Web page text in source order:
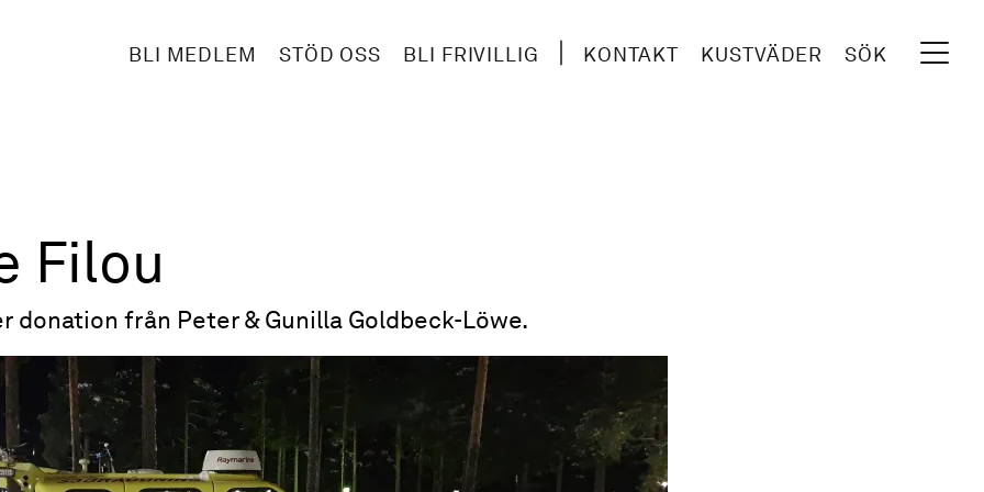
BLI MEDLEM STÖD OSS BLI FRIVILLIG KONTAKT KUSTVÄDER SÖK
Filou
donation från Peter & Gunilla Goldbeck-Löwe.